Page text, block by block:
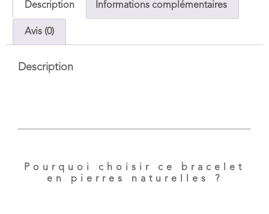
Description Informations complémentaires
Avis (0)
Description
Pourquoi choisir ce bracelet
en pierres naturelles ?